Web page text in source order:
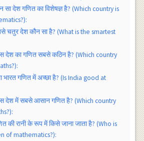
सा देश गणित का विशेषज्ञ है? (Which country is
चतुर देश कौन सा है? (What is the smartest
देश का गणित सबसे कठिन है? (Which country
भारत गणित में अच्छा है? (Is India good at
देश में सबसे आसान गणित है? (Which country
की रानी के रूप में किसे जाना जाता है? (Who is
of mathematics?):